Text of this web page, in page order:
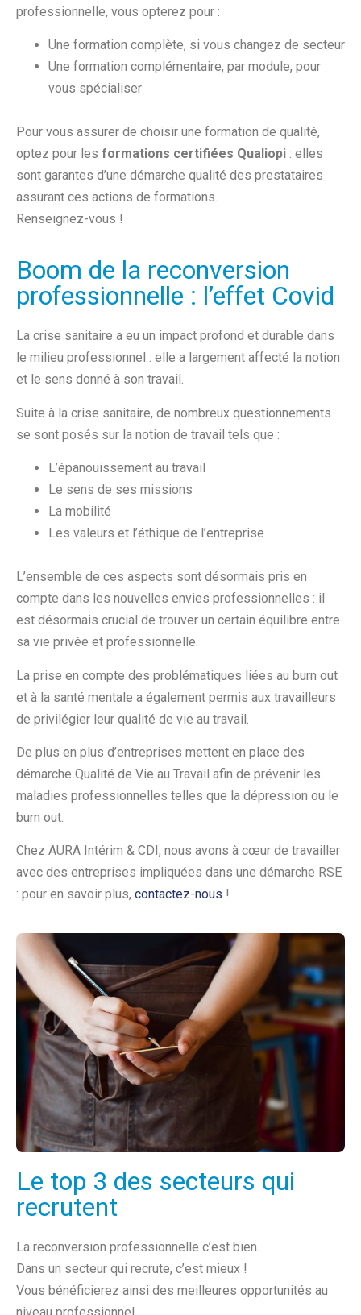
professionnelle, vous opterez pour :
Une formation complète, si vous changez de secteur
Une formation complémentaire, par module, pour
vous spécialiser
Pour vous assurer de choisir une formation de qualité,
optez pour les formations certifiées Qualiopi : elles
sont garantes d’une démarche qualité des prestataires
assurant ces actions de formations.
Renseignez-vous !
Boom de la reconversion
professionnelle : l’effet Covid
La crise sanitaire a eu un impact profond et durable dans
le milieu professionnel : elle a largement affecté la notion
et le sens donné à son travail.
Suite à la crise sanitaire, de nombreux questionnements
se sont posés sur la notion de travail tels que :
L’épanouissement au travail
Le sens de ses missions
La mobilité
Les valeurs et l’éthique de l’entreprise
L’ensemble de ces aspects sont désormais pris en
compte dans les nouvelles envies professionnelles : il
est désormais crucial de trouver un certain équilibre entre
sa vie privée et professionnelle.
La prise en compte des problématiques liées au burn out
et à la santé mentale a également permis aux travailleurs
de privilégier leur qualité de vie au travail.
De plus en plus d’entreprises mettent en place des
démarche Qualité de Vie au Travail afin de prévenir les
maladies professionnelles telles que la dépression ou le
burn out.
Chez AURA Intérim & CDI, nous avons à cœur de travailler
avec des entreprises impliquées dans une démarche RSE
: pour en savoir plus, contactez-nous !
Le top 3 des secteurs qui
recrutent
La reconversion professionnelle c’est bien.
Dans un secteur qui recrute, c’est mieux !
Vous bénéficierez ainsi des meilleures opportunités au